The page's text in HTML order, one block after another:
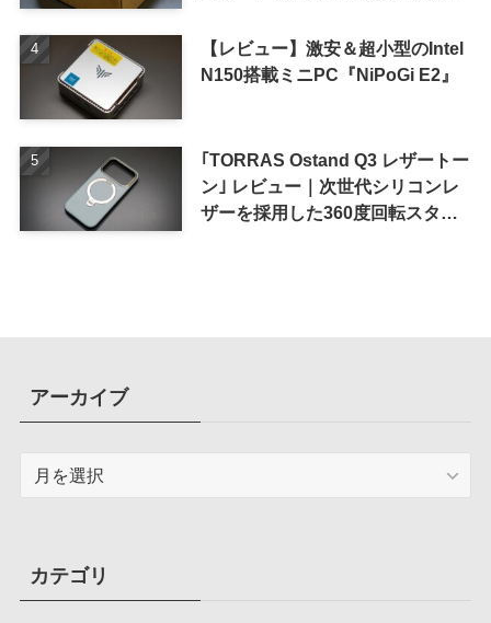
【レビュー】激安＆超小型のIntel
N150搭載ミニPC『NiPoGi E2』
｢TORRAS Ostand Q3 レザートー
ン｣ レビュー｜次世代シリコンレ
ザーを採用した360度回転スタン
アーカイブ
ブカテゴリ